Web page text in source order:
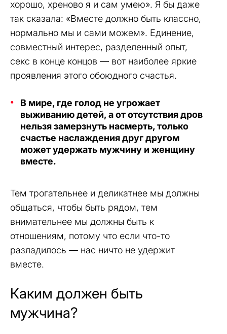
хорошо, хреново я и сам умею». Я бы даже
так сказала: «Вместе должно быть классно,
нормально мы и сами можем». Единение,
совместный интерес, разделенный опыт,
секс в конце концов — вот наиболее яркие
проявления этого обоюдного счастья.
В мире, где голод не угрожает
выживанию детей, а от отсутствия дров
нельзя замерзнуть насмерть, только
счастье наслаждения друг другом
может удержать мужчину и женщину
вместе.
Тем трогательнее и деликатнее мы должны
общаться, чтобы быть рядом, тем
внимательнее мы должны быть к
отношениям, потому что если что-то
разладилось — нас ничто не удержит
вместе.
Каким должен быть
мужчина?